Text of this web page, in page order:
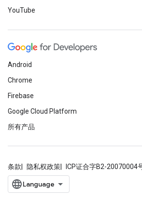
YouTube
Android
Chrome
Firebase
Google Cloud Platform
所有产品
条款 隐私权政策 ICP证合字B2-20070004